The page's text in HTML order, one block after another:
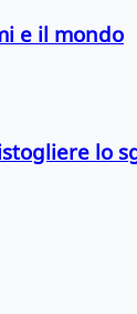
e il mondo
lo